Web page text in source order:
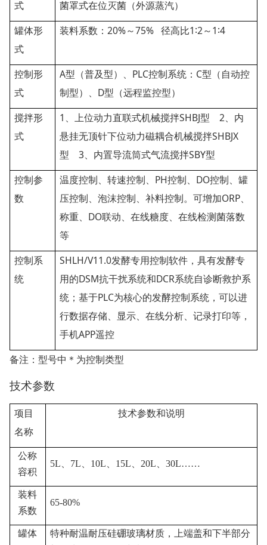
式
菌罩式在位灭菌（外源蒸汽）
罐体形
式
装料系数： 20%～75% 径高比1 ∶2～ 1 ∶4
控制形
式
A型（普及型）、 PLC控制系统： C型（自动控
制型）、 D型（远程监控型）
搅拌形
式
1 、上位动力直联式机械搅拌SHBJ型 2 、内
悬挂无顶针下位动力磁耦合机械搅拌SHBJX
型 3 、内置导流筒式气流搅拌SBY型
控制参
数
温度控制、转速控制、 PH控制、 DO控制、罐
压控制、泡沫控制、补料控制。可增加ORP、
称重、 DO联动、在线糖度、在线检测菌落数
等
控制系
统
SHLH/V11.0发酵专用控制软件，具有发酵专
用的DSM抗干扰系统和DCR系统自诊断救护系
统；基于PLC为核心的发酵控制系统，可以进
行数据存储、显示、在线分析、记录打印等，
手机APP遥控
备注：型号中＊为控制类型
技术参数
项目
名称
技术参数和说明
公称
容积
5L 7L 10L 15L 20L 30L……
装料
系数
65-80%
罐体
特种耐温耐压硅硼玻璃材质，上端盖和下半部分